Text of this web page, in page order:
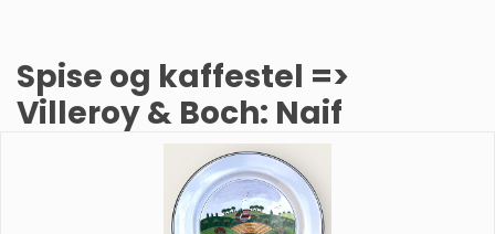
Spise og kaffestel =>
Villeroy & Boch: Naif